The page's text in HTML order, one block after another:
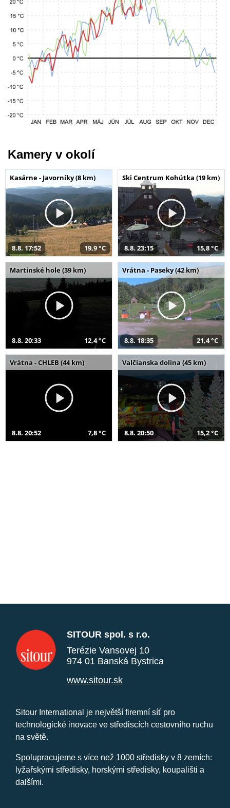
Kamery v okolí
Kasárne - Javorníky (8 km)
8.8. 17:52 19,9 °C
Ski Centrum Kohútka (19 km)
8.8. 23:15 15,8 °C
Martinské hole (39 km)
8.8. 20:33 12,4 °C
Vrátna - Paseky (42 km)
8.8. 18:35 21,4 °C
Vrátna - CHLEB (44 km)
8.8. 20:52 7,8 °C
Valčianska dolina (45 km)
8.8. 20:50 15,2 °C
SITOUR spol. s r.o.
Terézie Vansovej 10
974 01 Banská Bystrica
www.sitour.sk
Sitour International je největší firemní síť pro
technologické inovace ve střediscích cestovního ruchu
na světě.
Spolupracujeme s více než 1000 středisky v 8 zemích:
lyžařskými středisky, horskými středisky, koupališti a
dalšími.